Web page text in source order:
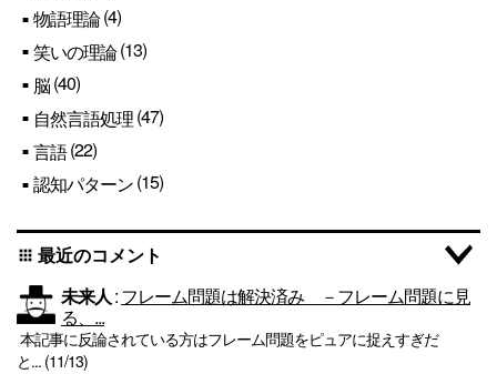
物語理論(4)
笑いの理論(13)
脳(40)
自然言語処理(47)
言語(22)
認知パターン(15)
apps 最近のコメント
未来人:フレーム問題は解決済み －フレーム問題に見
る、...
本記事に反論されている方はフレーム問題をピュアに捉えすぎだ
と... (11/13)